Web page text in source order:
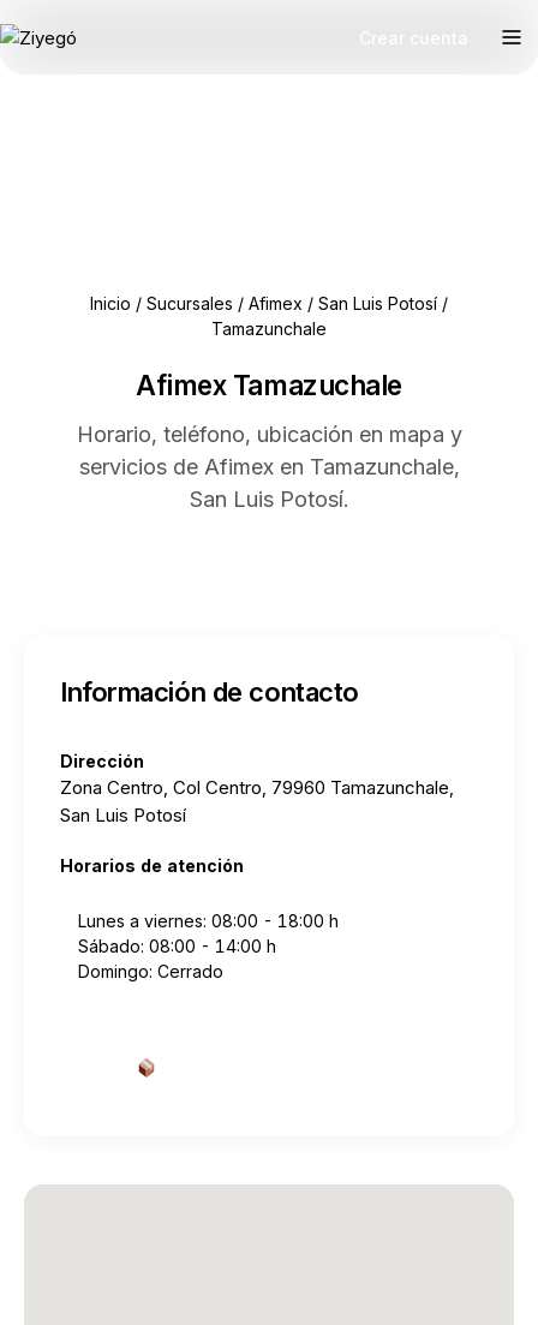
Inicio / Sucursales / Afimex / San Luis Potosí /
Tamazunchale
Afimex Tamazuchale
Horario, teléfono, ubicación en mapa y
servicios de Afimex en Tamazunchale,
San Luis Potosí.
Información de contacto
Dirección
Zona Centro, Col Centro, 79960 Tamazunchale,
San Luis Potosí
Horarios de atención
Lunes a viernes: 08:00 - 18:00 h
Sábado: 08:00 - 14:00 h
Domingo: Cerrado